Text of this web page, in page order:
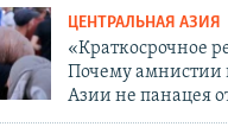
ЦЕНТРАЛЬНАЯ АЗИЯ
«Краткосрочное
Почему амнистии
Азии не панацея